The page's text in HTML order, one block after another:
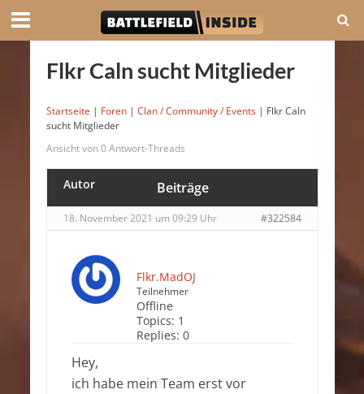
Flkr Caln sucht Mitglieder
Startseite | Foren | Clan / Community / Events | Flkr Caln
sucht Mitglieder
Ansicht von 0 Antwort-Threads
Autor Beiträge
18. November 2021 um 09:29 Uhr #322584
Flkr.MadOJ
Teilnehmer
Offline
Topics: 1
Replies: 0
Hey,
ich habe mein Team erst vor